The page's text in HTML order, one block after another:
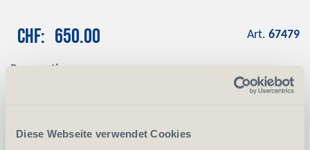
Diese Webseite verwendet Cookies
CHF 650.00
Reservation
Art. 67479